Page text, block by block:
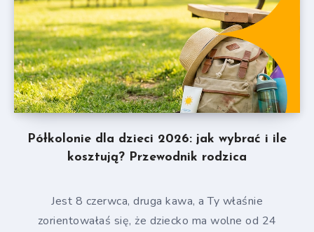
Półkolonie dla dzieci 2026: jak wybrać i ile
kosztują? Przewodnik rodzica
Jest 8 czerwca, druga kawa, a Ty właśnie
zorientowałaś się, że dziecko ma wolne od 24